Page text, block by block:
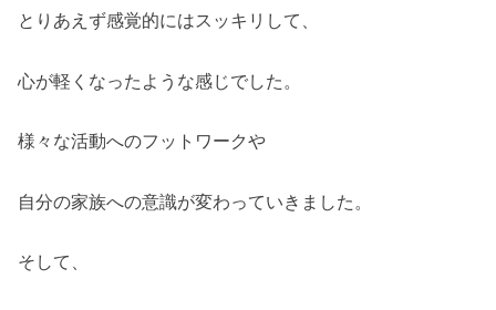
とりあえず感覚的にはスッキリして、
心が軽くなったような感じでした。
様々な活動へのフットワークや
自分の家族への意識が変わっていきました。
そして、